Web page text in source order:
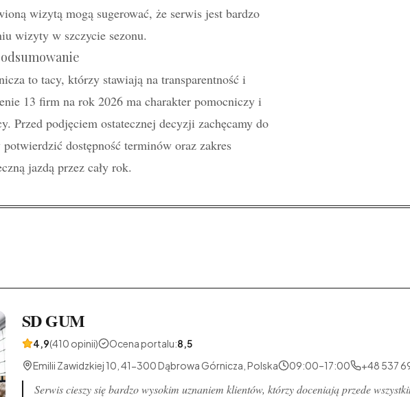
wizytą mogą sugerować, że serwis jest bardzo
wizyty w szczycie sezonu.
to tacy, którzy stawiają na transparentność i
13 firm na rok 2026 ma charakter pomocniczy i
Przed podjęciem ostatecznej decyzji zachęcamy do
dostępność terminów oraz zakres
jazdą przez cały rok.
SD GUM
4,9(410 opinii) Ocena portalu:8,5
Emilii Zawidzkiej 10, 41-300 Dąbrowa Górnicza, Polska
09:00–17:00 +48 537
Serwis cieszy się bardzo wysokim uznaniem klientów, którzy doceniają przede